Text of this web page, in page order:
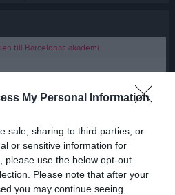
My Personal Information
sale, sharing to third parties, or
or sensitive information for
please use the below opt-out
Please note that after your
you may continue seeing
till Barcelonas akademi